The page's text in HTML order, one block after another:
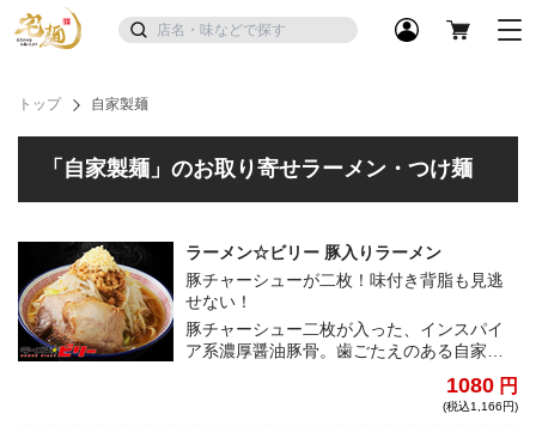
トップ 自家製麺
「自家製麺」のお取り寄せラーメン・つけ麺
ラーメン☆ビリー 豚入りラーメン
豚チャーシューが二枚！味付き背脂も見逃
せない！
豚チャーシュー二枚が入った、インスパイ
ア系濃厚醤油豚骨。歯ごたえのある自家製
き背脂もついており、宅麺でのリピート率
や満足度は抜群のスコアを誇る究極の一
1080 円
(税込1,166円)